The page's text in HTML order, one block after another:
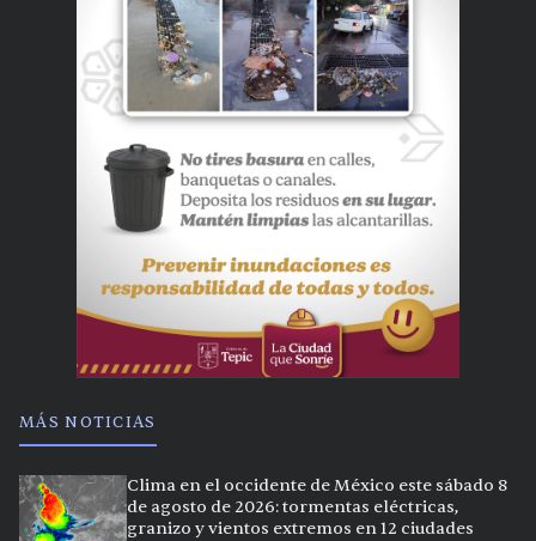
MÁS NOTICIAS
Clima en el occidente de México este sábado 8
de agosto de 2026: tormentas eléctricas,
granizo y vientos extremos en 12 ciudades